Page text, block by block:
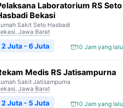
Laboratorium RS Seto
Bekasi
Sakit Seto Hasbadi
, Jawa Barat
10 Jam yang lalu
2 Juta - 6 Juta
Medis RS Jatisampurna
Sakit Jatisampurna
, Jawa Barat
10 Jam yang lalu
2 Juta - 5 Juta